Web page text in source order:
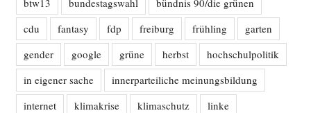
cdu
fantasy fdp freiburg frühling
garten
gender
google grüne herbst
hochschulpolitik
in eigener sache
innerparteiliche meinungsbildung
internet
klimakrise klimaschutz
linke